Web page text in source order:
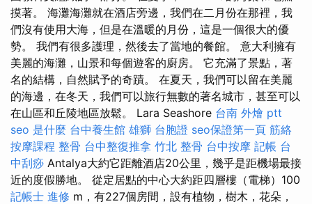
摸著。 海灘海灘就在酒店旁邊，我們在二月份在那裡，我
們沒有使用大海，但是在溫暖的月份，這是一個很大的優
勢。 我們有很多護理，然後去了當地的餐館。 意大利擁有
美麗的海灘，山景和每個遊客的廚房。 它充滿了景點，著
名的結構，自然賦予的奇蹟。 在夏天，我們可以留在美麗
的海邊，在冬天，我們可以旅行無數的著名城市，甚至可以
在山區和丘陵地區放鬆。 Lara Seashore 台南 外燴 ptt
seo 是什麼 台中養生館 雄獅 台胞證 seo保證第一頁 筋絡
按摩課程 整骨 台中整復推拿 竹北 整骨 台中按摩 記帳 台
中刮痧 Antalya大約它距離酒店20公里，幾乎是距機場最接
近的度假勝地。 從定居點的中心大約距四層樓（電梯）100
記帳士 進修 m，有227個房間，設有植物，樹木，花朵，